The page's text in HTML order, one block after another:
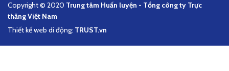
Copyright © 2020 Trung tâm Huấn luyện - Tổng công ty Trực
thăng Việt Nam
Thiết kế web di động: TRUST.vn